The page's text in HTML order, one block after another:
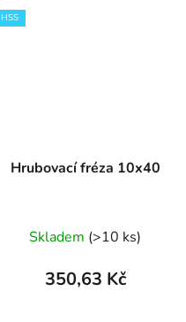
HSS
Hrubovací fréza 10x40
Skladem (>10 ks)
350,63 Kč